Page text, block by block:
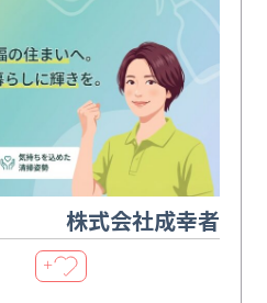
株式会社成幸者
＋